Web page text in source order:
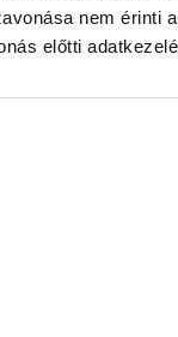
nem érinti
előtti
megfelelő
a
ellátás
kell szembenéznie
számára
szerepe van